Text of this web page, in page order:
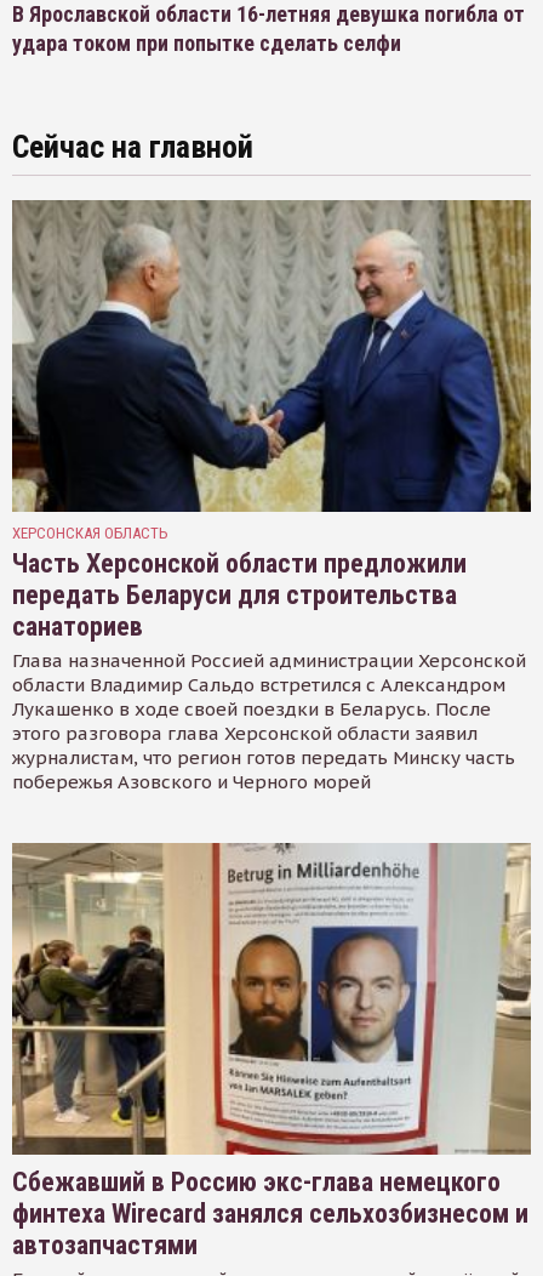
В Ярославской области 16-летняя девушка погибла от
удара током при попытке сделать селфи
Сейчас на главной
ХЕРСОНСКАЯ ОБЛАСТЬ
Часть Херсонской области предложили
передать Беларуси для строительства
санаториев
Глава назначенной Россией администрации Херсонской
области Владимир Сальдо встретился с Александром
Лукашенко в ходе своей поездки в Беларусь. После
этого разговора глава Херсонской области заявил
журналистам, что регион готов передать Минску часть
побережья Азовского и Черного морей
Сбежавший в Россию экс-глава немецкого
финтеха Wirecard занялся сельхозбизнесом и
автозапчастями